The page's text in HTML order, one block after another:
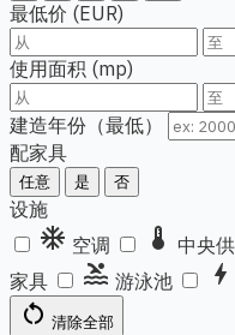
最低价 (EUR)
使用面积 (mp)
建造年份（最低）
配家具
任意 是 否
设施
ac_unit 空调 thermostat 中央
家具
pool 游泳池 bolt
restart_alt 清除全部